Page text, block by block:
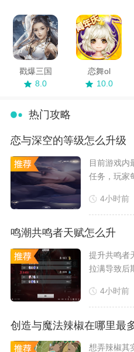
戳爆三国
8.0
恋舞ol
10.0
热门攻略
恋与深空的等级怎么升级
目前游戏内
任务，玩家
4小时前
鸣潮共鸣者天赋怎么升
提升共鸣者
拉满导致后
4小时前
创造与魔法辣椒在哪里最
想弄辣椒其